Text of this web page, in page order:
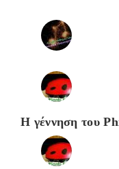
Η γέννηση του